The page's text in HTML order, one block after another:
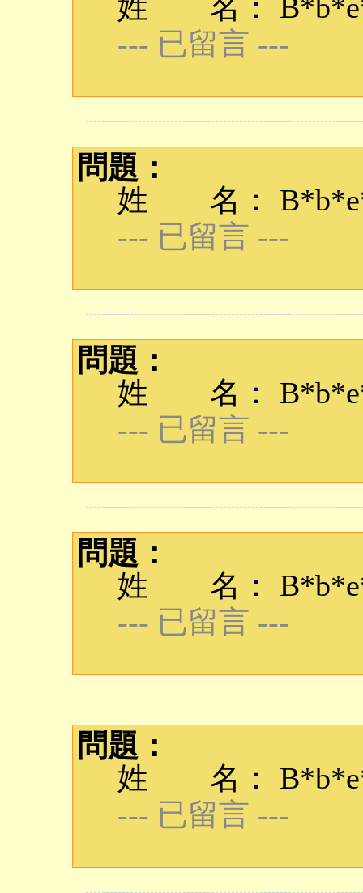
姓 名：
--- 已留言 ---
問題：
姓 名：
--- 已留言 ---
問題：
姓 名：
--- 已留言 ---
問題：
姓 名：
--- 已留言 ---
問題：
姓 名：
--- 已留言 ---